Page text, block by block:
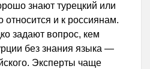
знают турецкий или
относится и к россиянам.
задают вопрос, кем
без знания языка —
Эксперты чаще